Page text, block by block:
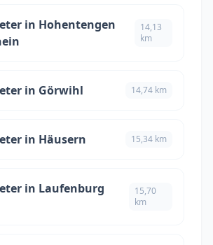
in Hohentengen
14,13
km
in Görwihl 14,74 km
in Häusern 15,34 km
in Laufenburg
15,70
km